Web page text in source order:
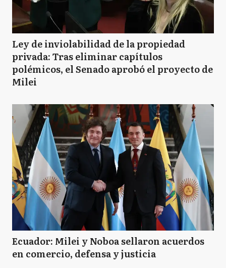
Ley de inviolabilidad de la propiedad
privada: Tras eliminar capítulos
polémicos, el Senado aprobó el proyecto de
Milei
Ecuador: Milei y Noboa sellaron acuerdos
en comercio, defensa y justicia